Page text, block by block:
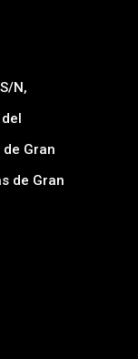
N,
Gran
de Gran